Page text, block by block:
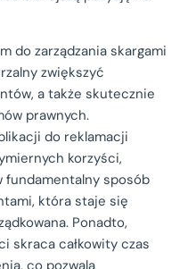
do zarządzania skargami
zwiększyć
a także skutecznie
prawnych.
do reklamacji
korzyści,
fundamentalny sposób
która staje się
Ponadto,
skraca całkowity czas